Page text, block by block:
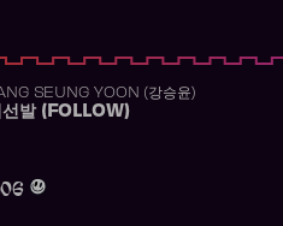
SEUNG YOON (강승윤)
선발 (FOLLOW)